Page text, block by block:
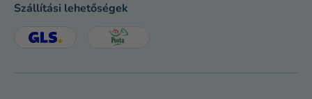
Szállítási lehetőségek